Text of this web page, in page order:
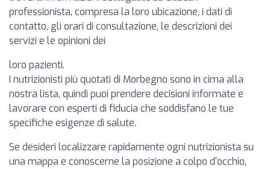
professionista, compresa la loro ubicazione, i dati di
contatto, gli orari di consultazione, le descrizioni dei
servizi e le opinioni dei
loro pazienti.
I nutrizionisti più quotati di Morbegno sono in cima alla
nostra lista, quindi puoi prendere decisioni informate e
lavorare con esperti di fiducia che soddisfano le tue
specifiche esigenze di salute.
Se desideri localizzare rapidamente ogni nutrizionista su
una mappa e conoscerne la posizione a colpo d'occhio,